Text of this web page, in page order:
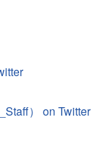
） on Twitter